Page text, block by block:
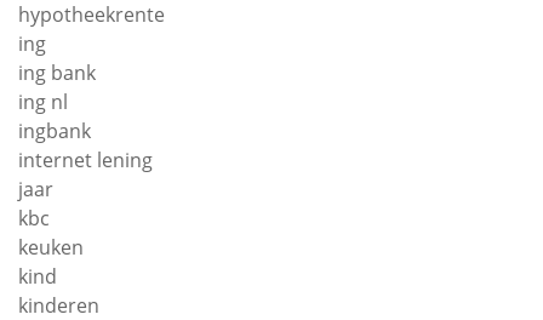
hypotheekrente
ing
ing bank
ing nl
ingbank
internet lening
jaar
kbc
keuken
kind
kinderen